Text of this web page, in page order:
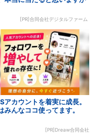
[PR]合同会社デジタルファーム
アカウントを着実に成長。
みんなココ使ってます。
[PR]Dreaw合同会社